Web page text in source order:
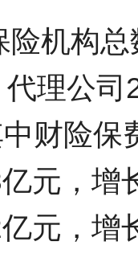
险机构
理公
财险保
元，增
元，增